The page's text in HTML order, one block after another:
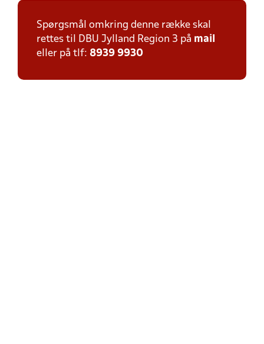
Spørgsmål omkring denne række skal
rettes til DBU Jylland Region 3 på mail
eller på tlf: 8939 9930